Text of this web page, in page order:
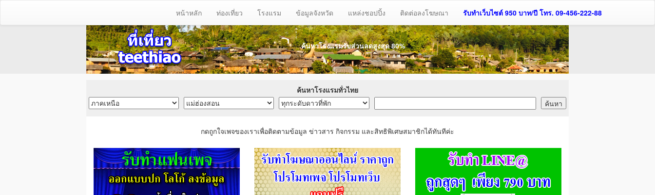
หน้าหลัก ท่องเที่ยว โรงแรม ข้อมูลจังหวัด แหล่งชอปปิ้ง ติดต่อลงโฆษณา รับทำเว็บไซต์ 950 บาท/ปี โทร. 09-456-222-88
ค้นหาโรงแรมรับส่วนลดสูงสุด 80%
ค้นหาโรงแรมทั่วไทย
กดถูกใจเพจของเราเพื่อติดตามข้อมูล ข่าวสาร กิจกรรม และสิทธิพิเศษสมาชิกได้ทันทีค่ะ